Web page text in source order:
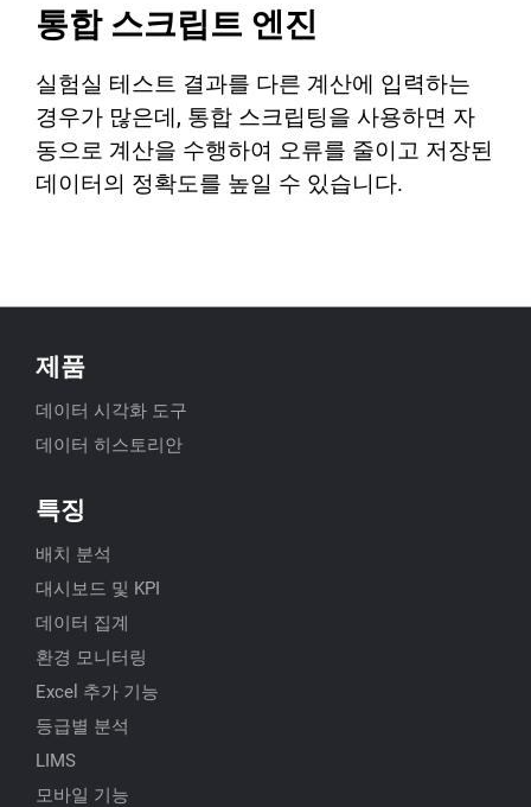
통합 스크립트 엔진
실험실 테스트 결과를 다른 계산에 입력하는
경우가 많은데, 통합 스크립팅을 사용하면 자
동으로 계산을 수행하여 오류를 줄이고 저장된
데이터의 정확도를 높일 수 있습니다.
제품
데이터 시각화 도구
데이터 히스토리안
특징
배치 분석
대시보드 및 KPI
데이터 집계
환경 모니터링
Excel 추가 기능
등급별 분석
LIMS
모바일 기능